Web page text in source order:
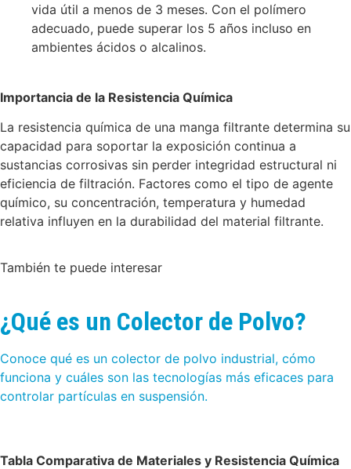
vida útil a menos de 3 meses. Con el polímero
adecuado, puede superar los 5 años incluso en
ambientes ácidos o alcalinos.
Importancia de la Resistencia Química
La resistencia química de una manga filtrante determina su
capacidad para soportar la exposición continua a
sustancias corrosivas sin perder integridad estructural ni
eficiencia de filtración. Factores como el tipo de agente
químico, su concentración, temperatura y humedad
relativa influyen en la durabilidad del material filtrante.
También te puede interesar
¿Qué es un Colector de Polvo?
Conoce qué es un colector de polvo industrial, cómo
funciona y cuáles son las tecnologías más eficaces para
controlar partículas en suspensión.
Tabla Comparativa de Materiales y Resistencia Química